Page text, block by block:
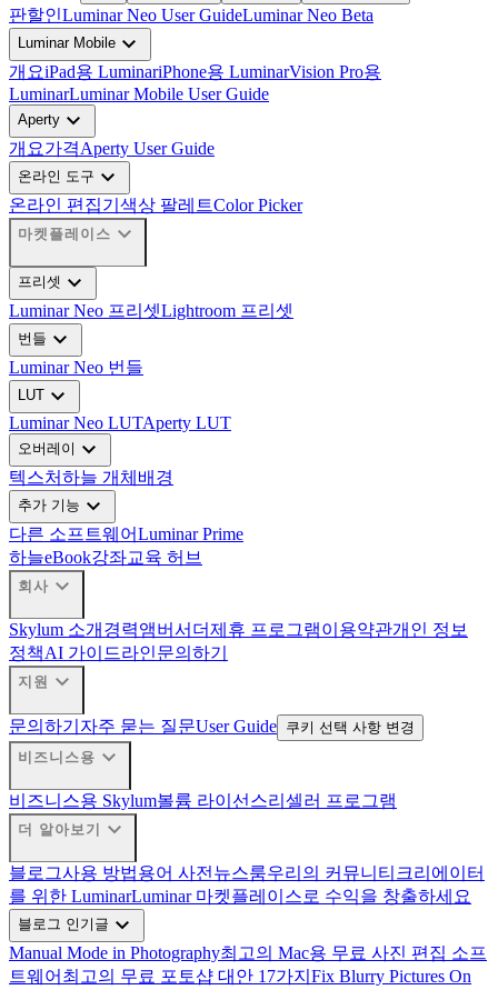
판할인Luminar Neo User GuideLuminar Neo Beta
Luminar Mobile expand_more
개요iPad용 LuminariPhone용 LuminarVision Pro용
LuminarLuminar Mobile User Guide
Aperty expand_more
개요가격Aperty User Guide
온라인 도구 expand_more
온라인 편집기 색상 팔레트Color Picker
마켓플레이스 expand_more
프리셋 expand_more
Luminar Neo 프리셋Lightroom 프리셋
번들 expand_more
Luminar Neo 번들
LUT expand_more
Luminar Neo LUTAperty LUT
오버레이 expand_more
텍스처하늘 개체 배경
추가 기능 expand_more
다른 소프트웨어Luminar Prime
하늘eBook강좌교육 허브
회사 expand_more
Skylum 소개 경력앰버서더제휴 프로그램이용약관개인 정보
정책AI 가이드라인문의하기
지원 expand_more
문의하기 자주 묻는 질문User Guide 쿠키 선택 사항 변경
비즈니스용 expand_more
비즈니스용 Skylum볼륨 라이선스리셀러 프로그램
더 알아보기 expand_more
블로그사용 방법용어 사전 뉴스룸우리의 커뮤니티 크리에이터
를 위한 LuminarLuminar 마켓플레이스로 수익을 창출하세요
블로그 인기글 expand_more
Manual Mode in Photography최고의 Mac용 무료 사진 편집 소프
트웨어 최고의 무료 포토샵 대안 17가지 Fix Blurry Pictures On